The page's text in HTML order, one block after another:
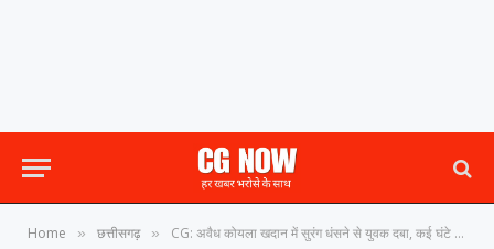
Home » छत्तीसगढ़ » CG: अवैध कोयला खदान में सुरंग धंसने से युवक दबा, कई घंटे की मेहनत के बाद निकाला गया शव